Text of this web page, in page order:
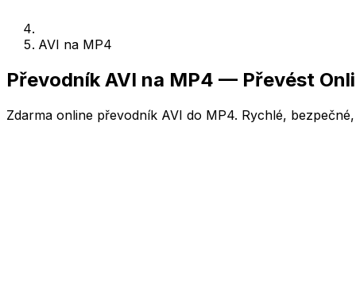
AVI na MP4
Převodník AVI na MP4 — Převést
Zdarma online převodník AVI do MP4. Rychlé,